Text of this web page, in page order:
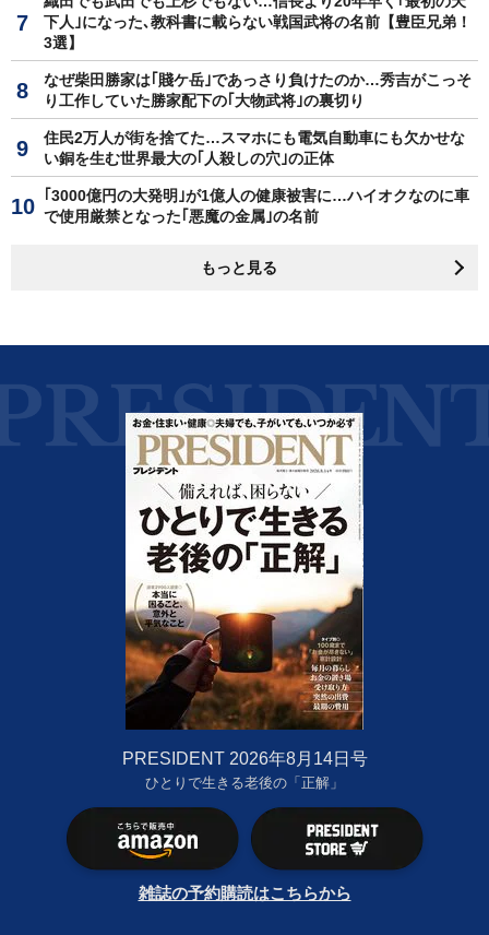
下人｣になった､教科書に載らない戦国武将の名前【豊臣兄弟！
3選】
なぜ柴田勝家は｢賤ケ岳｣であっさり負けたのか…秀吉がこっそ
り工作していた勝家配下の｢大物武将｣の裏切り
住民2万人が街を捨てた…スマホにも電気自動車にも欠かせな
い銅を生む世界最大の｢人殺しの穴｣の正体
｢3000億円の大発明｣が1億人の健康被害に…ハイオクなのに車
で使用厳禁となった｢悪魔の金属｣の名前
もっと見る
PRESIDENT 2026年8月14日号
ひとりで生きる老後の「正解」
雑誌の予約購読はこちらから